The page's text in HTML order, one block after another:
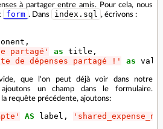
à partager entre amis. Pour cela, nous
form . Dans index.sql , écrivons :
,
partagé'
as title ,
de dépenses partagé !'
as
que l'on peut déjà voir dans notre
un champ dans le formulaire.
requête précédente, ajoutons:
AS label ,